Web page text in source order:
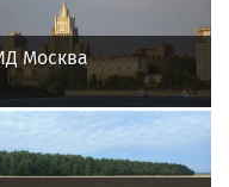
Москва